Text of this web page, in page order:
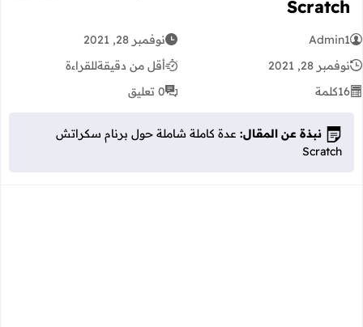
Scratch
Admin1
نوفمبر 28, 2021
نوفمبر 28, 2021
أقل من دقيقةللقراءة
16كلمة 0 تعليق
نبذة عن المقال: عدة كاملة شاملة حول برنام سكراتش
Scratch